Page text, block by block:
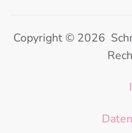
Copyright © 2026